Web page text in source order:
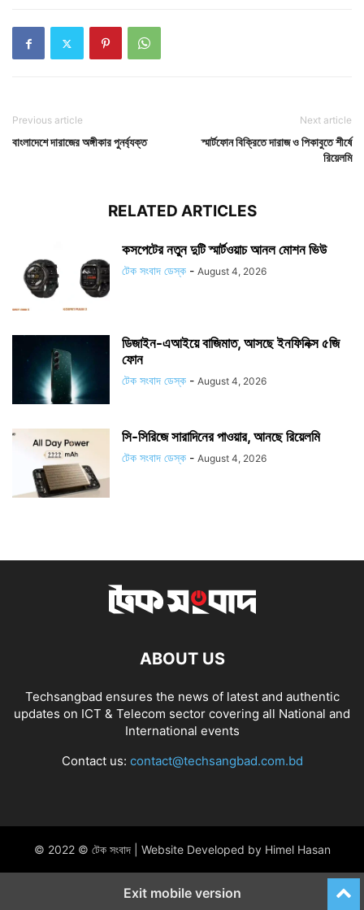
Previous article
বাংলাদেশে দারাজের অঙ্গীকার পুনর্ব্যক্ত
Next article
স্মার্টফোন বিক্রিতে দারাজ ও পিকাবুতে শীর্ষে
রিয়েলমি
RELATED ARTICLES
কসপেটের নতুন দুটি স্মার্টওয়াচ আনল মোশন ভিউ
টেক সংবাদ ডেস্ক - August 4, 2026
ডিজাইন-এআইয়ে বাজিমাত, আসছে ইনফিনিক্স ৫জি
ফোন
টেক সংবাদ ডেস্ক - August 4, 2026
সি-সিরিজে সারাদিনের পাওয়ার, আনছে রিয়েলমি
টেক সংবাদ ডেস্ক - August 4, 2026
ABOUT US
Techsangbad ensures the news of latest and authentic
updates on ICT & Telecom sector covering all National and
International events
Contact us: contact@techsangbad.com.bd
© 2022 © টেক সংবাদ | Website Developed by Himel Hasan
Exit mobile version